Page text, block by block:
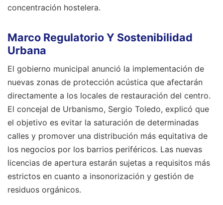
concentración hostelera.
Marco Regulatorio Y Sostenibilidad
Urbana
El gobierno municipal anunció la implementación de
nuevas zonas de protección acústica que afectarán
directamente a los locales de restauración del centro.
El concejal de Urbanismo, Sergio Toledo, explicó que
el objetivo es evitar la saturación de determinadas
calles y promover una distribución más equitativa de
los negocios por los barrios periféricos. Las nuevas
licencias de apertura estarán sujetas a requisitos más
estrictos en cuanto a insonorización y gestión de
residuos orgánicos.